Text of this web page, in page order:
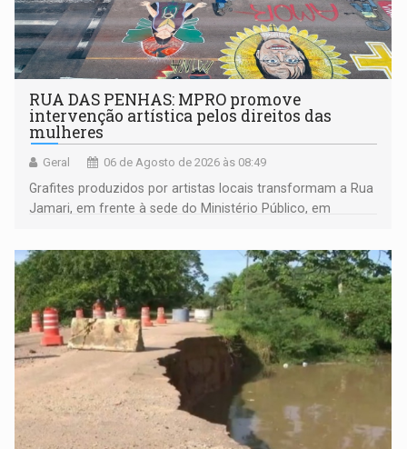
RUA DAS PENHAS: MPRO promove
intervenção artística pelos direitos das
mulheres
Geral 06 de Agosto de 2026 às 08:49
Grafites produzidos por artistas locais transformam a Rua
Jamari, em frente à sede do Ministério Público, em
da Penha e o enfrentamento à violência